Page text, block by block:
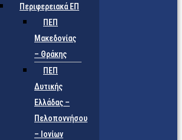
Περιφερειακά ΕΠ
ΠΕΠ
Μακεδονίας
– Θράκης
ΠΕΠ
Δυτικής
Ελλάδας –
Πελοποννήσου
– Ιονίων